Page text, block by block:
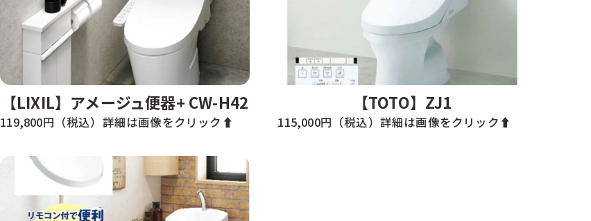
【LIXIL】アメージュ便器+ CW-H42
119,800円（税込）詳細は画像をクリック⬆️
【TOTO】ZJ1
115,000円（税込）詳細は画像をクリック⬆️